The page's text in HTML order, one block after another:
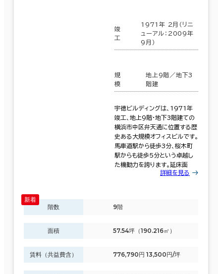
竣
工
1971年 2月（リニ
ューアル：2009年
9月）
規
模
地上9階／地下3
階建
宇徳ビルディングは、1971年
竣工、地上9階・地下3階建ての
横浜市中区弁天通に位置する歴
史ある大規模オフィスビルです。
馬車道駅から徒歩3分、桜木町
駅からも徒歩5分という卓越し
た機動力を誇ります。延床面
詳細を見る
階数 9階
面積 57.54坪（190.216㎡）
賃料（共益費含） 776,790円 13,500円/坪